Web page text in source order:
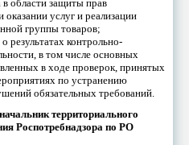
в области защиты прав
оказании услуг и реализации
группы товаров;
результатах контрольно-
в том числе основных
в ходе проверок, принятых
по устранению
обязательных требований.
территориального
Роспотребнадзора по РО